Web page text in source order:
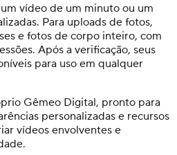
vídeo de um minuto ou um
Para uploads de fotos,
e fotos de corpo inteiro, com
Após a verificação, seus
para uso em qualquer
Gêmeo Digital, pronto para
personalizadas e recursos
vídeos envolventes e